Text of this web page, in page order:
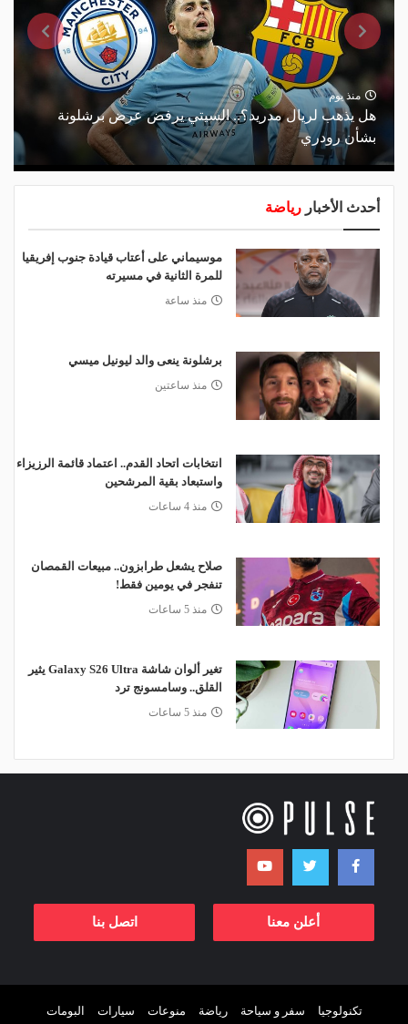
منذ يوم
هل يذهب لريال مدريد؟.. السيتي يرفض عرض برشلونة
بشأن رودري
أحدث الأخبار رياضة
موسيماني على أعتاب قيادة جنوب إفريقيا
للمرة الثانية في مسيرته
منذ ساعة
برشلونة ينعى والد ليونيل ميسي
منذ ساعتين
انتخابات اتحاد القدم.. اعتماد قائمة الرزيزاء
واستبعاد بقية المرشحين
منذ 4 ساعات
صلاح يشعل طرابزون.. مبيعات القمصان
تنفجر في يومين فقط!
منذ 5 ساعات
تغير ألوان شاشة Galaxy S26 Ultra يثير
القلق.. وسامسونج ترد
منذ 5 ساعات
أعلن معنا اتصل بنا
تكنولوجيا سفر و سياحة رياضة منوعات سيارات البومات